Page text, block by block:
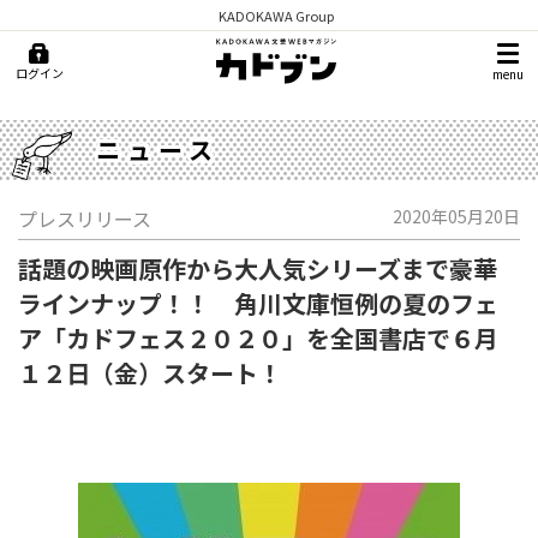
KADOKAWA Group
ログイン menu
ニュース
プレスリリース 2020年05月20日
話題の映画原作から大人気シリーズまで豪華
ラインナップ！！ 角川文庫恒例の夏のフェ
ア「カドフェス２０２０」を全国書店で６月
１２日（金）スタート！